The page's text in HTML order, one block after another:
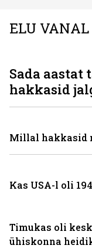
ELU
Timukas oli
ühiskonna
Sada aastat
hakkasid
Millal hakkasid
Kas USA-l oli